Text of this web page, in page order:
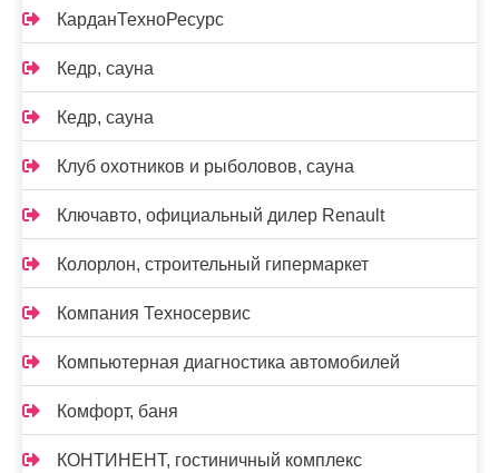
КарданТехноРесурс
Кедр, сауна
Кедр, сауна
Клуб охотников и рыболовов, сауна
Ключавто, официальный дилер Renault
Колорлон, строительный гипермаркет
Компания Техносервис
Компьютерная диагностика автомобилей
Комфорт, баня
КОНТИНЕНТ, гостиничный комплекс